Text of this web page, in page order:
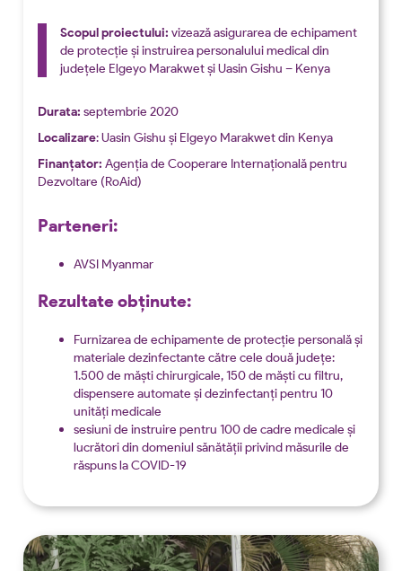
Scopul proiectului: vizează asigurarea de echipament
de protecție și instruirea personalului medical din
județele Elgeyo Marakwet și Uasin Gishu – Kenya
Durata: septembrie 2020
Localizare: Uasin Gishu și Elgeyo Marakwet din Kenya
Finanțator: Agenția de Cooperare Internațională pentru
Dezvoltare (RoAid)
Parteneri:
AVSI Myanmar
Rezultate obținute:
Furnizarea de echipamente de protecție personală și
materiale dezinfectante către cele două județe:
1.500 de măști chirurgicale, 150 de măști cu filtru,
dispensere automate și dezinfectanți pentru 10
unități medicale
sesiuni de instruire pentru 100 de cadre medicale și
lucrători din domeniul sănătății privind măsurile de
răspuns la COVID-19